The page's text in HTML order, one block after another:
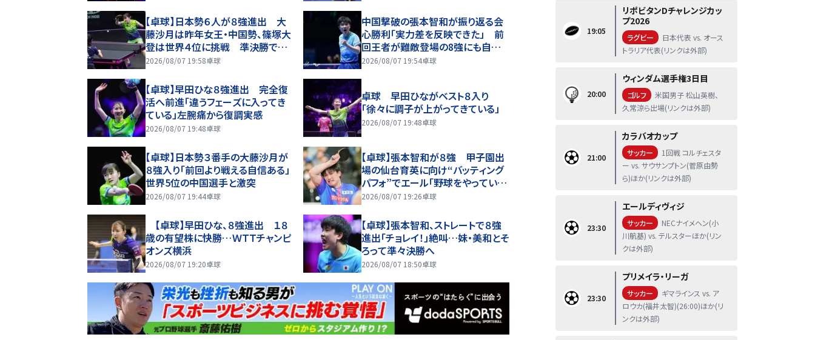
【卓球】日本勢６人が８強進出 大
藤沙月は昨年女王・中国勢、篠塚大
登は世界４位に挑戦 準決勝で張
本智和ＶＳ松島輝空が実現なるか
2026/08/07 19:58卓球
中国撃破の張本智和が振り返る会
心勝利「実力差を反映できた」 前
回王者が難敵登場の8強にも自信
「戦術をどう使うか」【WTTチャンピ
2026/08/07 19:54卓球
【卓球】早田ひな８強進出 完全復
活へ前進「違うフェーズに入ってき
ている」左腕痛から復調実感
2026/08/07 19:48卓球
卓球 早田ひながベスト８入り
「徐々に調子が上がってきている」
2026/08/07 19:48卓球
【卓球】日本勢３番手の大藤沙月が
８強入り「前回より戦える自信ある」
世界5位の中国選手と激突
2026/08/07 19:44卓球
【卓球】張本智和が８強 甲子園出
場の仙台育英に向け“バッティング
パフォ”でエール「野球をやっていた
ら入りたかった」
2026/08/07 19:26卓球
【卓球】早田ひな、８強進出 １８
歳の有望株に快勝…ＷＴＴチャンピ
オンズ横浜
2026/08/07 19:20卓球
【卓球】張本智和、ストレートで８強
進出「チョレイ！」絶叫…妹・美和とそ
ろって準々決勝へ
2026/08/07 18:50卓球
19:05
リポビタンDチャレンジカッ
プ2026
ラグビー
日本代表 vs. オース
トラリア代表(リンクは外部)
20:00
ウィンダム選手権3日目
ゴルフ
米国男子 松山英樹、
久常涼ら出場(リンクは外部)
21:00
カラバオカップ
サッカー
1回戦 コルチェスタ
ー vs. サウサンプトン(菅原由勢
ら)ほか(リンクは外部)
23:30
エールディヴィジ
サッカー
NECナイメヘン(小
川航基) vs. テルスターほか(リン
クは外部)
23:30
プリメイラ・リーガ
サッカー
ギマラインス vs. ア
ロウカ(福井太智)(26:00)ほか(リ
ンクは外部)